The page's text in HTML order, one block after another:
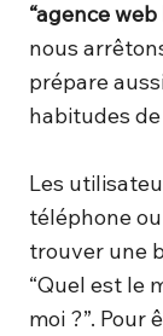
“agence
nous
prépare
habitudes
Les
téléphone
trouver une
“Quel est le
moi ?”.